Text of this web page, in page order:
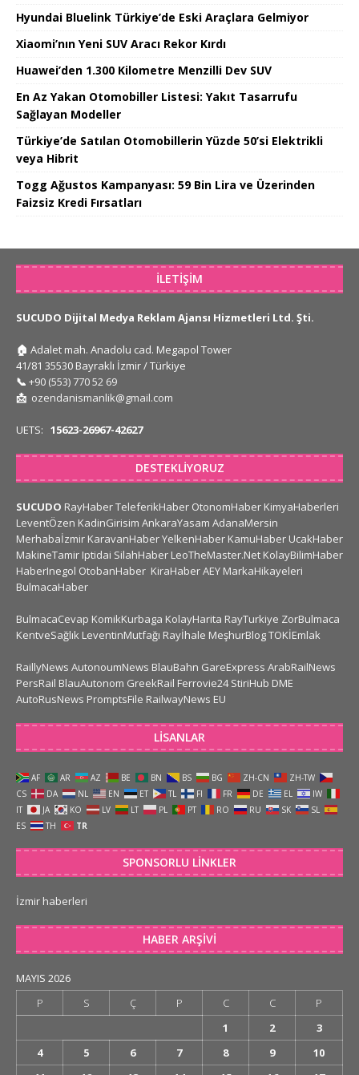
Hyundai Bluelink Türkiye’de Eski Araçlara Gelmiyor
Xiaomi’nın Yeni SUV Aracı Rekor Kırdı
Huawei’den 1.300 Kilometre Menzilli Dev SUV
En Az Yakan Otomobiller Listesi: Yakıt Tasarrufu
Sağlayan Modeller
Türkiye’de Satılan Otomobillerin Yüzde 50’si Elektrikli
veya Hibrit
Togg Ağustos Kampanyası: 59 Bin Lira ve Üzerinden
Faizsiz Kredi Fırsatları
İLETIŞIM
SUCUDO Dijital Medya Reklam Ajansı Hizmetleri Ltd. Şti.
🏠 Adalet mah. Anadolu cad. Megapol Tower
41/81 35530 Bayraklı İzmir / Türkiye
📞 +90 (553) 770 52 69
📩 ozendanismanlik@gmail.com
UETS: 15623-26967-42627
DESTEKLIYORUZ
SUCUDO RayHaberTeleferikHaber OtonomHaber KimyaHaberleri
LeventÖzen KadinGirisim AnkaraYasam AdanaMersin
Merhabaİzmir KaravanHaberYelkenHaber KamuHaber UcakHaber
MakineTamir Iptidai SilahHaber LeoTheMaster.Net KolayBilimHaber
HaberInegol OtobanHaber KiraHaberAEY MarkaHikayeleri
BulmacaHaber
BulmacaCevap KomikKurbaga KolayHarita RayTurkiye ZorBulmaca
KentveSağlık LeventinMutfağı Rayİhale MeşhurBlogTOKİEmlak
RaillyNews AutonoumNews BlauBahn GareExpress ArabRailNews
PersRail BlauAutonom GreekRail Ferrovie24 StiriHub DME
AutoRusNews PromptsFile RailwayNews EU
LISANLAR
AF AR AZ BE BN BS BG ZH-CN
ZH-TW
CS
DA NL EN ET TL FI FR DE EL
IW
IT
JA KO LV LT PL PT RO RU SK
SL
ES
TH TR
SPONSORLU LINKLER
İzmir haberleri
HABER ARŞIVI
MAYIS 2026
P
S Ç P C C
P
1
2
3
4
5 6 7 8 9
10